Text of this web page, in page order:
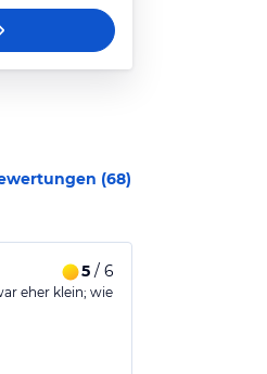
(68)
5/ 6
eher klein; wie